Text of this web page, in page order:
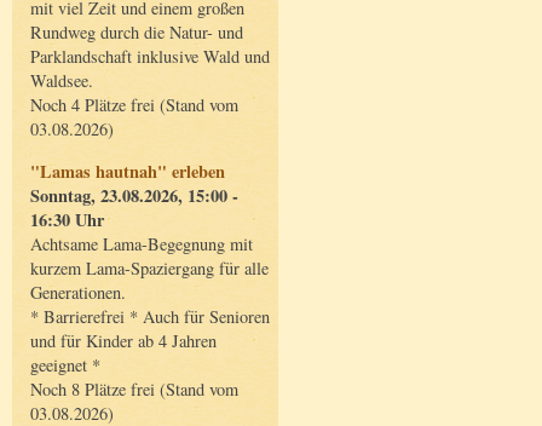
mit viel Zeit und einem großen
Rundweg durch die Natur- und
Parklandschaft inklusive Wald und
Waldsee.
Noch 4 Plätze frei (Stand vom
03.08.2026)
"Lamas hautnah" erleben
Sonntag, 23.08.2026, 15:00 -
16:30 Uhr
Achtsame Lama-Begegnung mit
kurzem Lama-Spaziergang für alle
Generationen.
* Barrierefrei * Auch für Senioren
und für Kinder ab 4 Jahren
geeignet *
Noch 8 Plätze frei (Stand vom
03.08.2026)